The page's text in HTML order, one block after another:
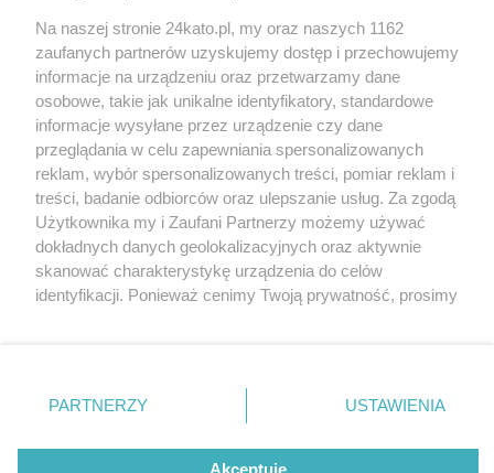
1 / 9
Zderzenie autobusów w
Katowicach, ul. Lwowska
Wydawca mediów lokalnych
Nie zapomnij
zapoznać się z:
polityką prywatności regulamin korzystania z portali
Twojemiasto
Piekary Śląskie
Chorzów
Tarnowskie Góry
Gliwice
Skontakuj sięz nami
Kontakt
Wydawca
Redakcja
Na naszej stronie 24kato.pl, my oraz naszych 1162
zaufanych partnerów uzyskujemy dostęp i przechowujemy
informacje na urządzeniu oraz przetwarzamy dane
osobowe, takie jak unikalne identyfikatory, standardowe
informacje wysyłane przez urządzenie czy dane
przeglądania w celu zapewniania spersonalizowanych
reklam, wybór spersonalizowanych treści, pomiar reklam i
treści, badanie odbiorców oraz ulepszanie usług. Za zgodą
Użytkownika my i Zaufani Partnerzy możemy używać
dokładnych danych geolokalizacyjnych oraz aktywnie
skanować charakterystykę urządzenia do celów
identyfikacji. Ponieważ cenimy Twoją prywatność, prosimy
prywatności znajdujący się w lewym dolnym rogu strony
. Niektóre rodzaje przetwarzania danych nie wymagają
zgody użytkownika, ale masz prawo sprzeciwić się
takiemu przetwarzaniu. Preferencje będą miały
PARTNERZY USTAWIENIA
Akceptuję